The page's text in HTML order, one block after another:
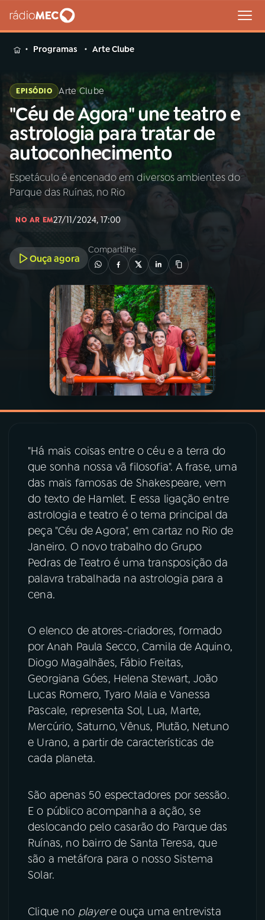
MENU
Buscar
na
Rádio
MEC
Buscar
Início AO VIVO
INÍCIO
A RÁDIO
PROGRAMAÇÃO
PROGRAMAS
PODCASTS
06VIDEOCASTS
07 ÚLTIMAS
08 PRÊMIO RÁDIO MEC
ACOMPANHE A RÁDIO MEC
Instagram X
Programas Arte Clube
EPISÓDIO Arte Clube
"Céu de Agora" une teatro e
astrologia para tratar de
autoconhecimento
Espetáculo é encenado em diversos ambientes do
Parque das Ruínas, no Rio
NO AR EM27/11/2024, 17:00
Ouça agora
Compartilhe
"Há mais coisas entre o céu e a terra do
que sonha nossa vã filosofia". A frase, uma
das mais famosas de Shakespeare, vem
do texto de Hamlet. E essa ligação entre
astrologia e teatro é o tema principal da
peça "Céu de Agora", em cartaz no Rio de
Janeiro. O novo trabalho do Grupo
Pedras de Teatro é uma transposição da
palavra trabalhada na astrologia para a
cena.
O elenco de atores-criadores, formado
por Anah Paula Secco, Camila de Aquino,
Diogo Magalhães, Fábio Freitas,
Georgiana Góes, Helena Stewart, João
Lucas Romero, Tyaro Maia e Vanessa
Pascale, representa Sol, Lua, Marte,
Mercúrio, Saturno, Vênus, Plutão, Netuno
e Urano, a partir de características de
cada planeta.
São apenas 50 espectadores por sessão.
E o público acompanha a ação, se
deslocando pelo casarão do Parque das
Ruínas, no bairro de Santa Teresa, que
são a metáfora para o nosso Sistema
Solar.
Clique no playere ouça uma entrevista